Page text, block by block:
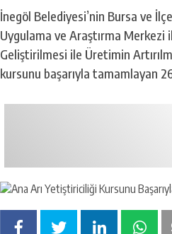
İnegöl Belediyesi’nin Bursa ve
Uygulama ve Araştırma Merkezi
Geliştirilmesi ile Üretimin
kursunu başarıyla tamamlayan